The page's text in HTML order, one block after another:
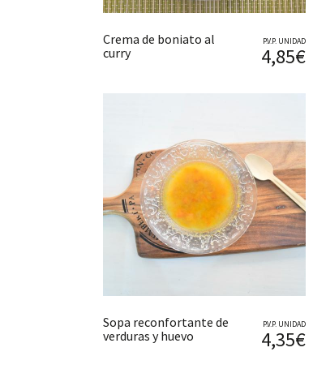
Crema de boniato al
curry
P.V.P. UNIDAD
4,85€
Sopa reconfortante de
verduras y huevo
P.V.P. UNIDAD
4,35€